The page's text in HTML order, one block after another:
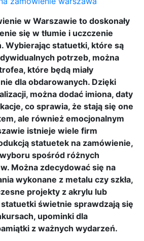
w Warszawie to doskonały
się w tłumie i uczczenie
Wybierając statuetki, które są
potrzeb, można
które będą miały
dla obdarowanych. Dzięki
można dodać imiona, daty
co sprawia, że stają się one
ale również emocjonalnym
istnieje wiele firm
statuetek na zamówienie,
spośród różnych
Można zdecydować się na
wykonane z metalu czy szkła,
projekty z akrylu lub
świetnie sprawdzają się
upominki dla
z ważnych wydarzeń.